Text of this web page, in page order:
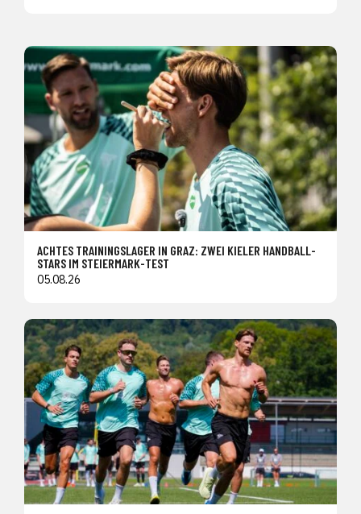
ACHTES TRAININGSLAGER IN GRAZ: ZWEI KIELER HANDBALL-
STARS IM STEIERMARK-TEST
05.08.26